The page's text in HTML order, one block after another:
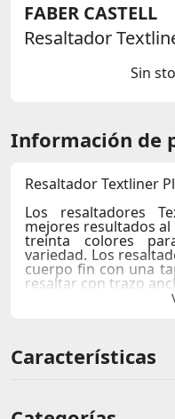
FABER CASTELL
Resaltador
Sin
Información de
Resaltador Textliner
Los resaltadores
mejores resultados al
treinta colores
variedad. Los
cuerpo fin con una
resaltar con trazo
Colores intenso
Larga duración
Características